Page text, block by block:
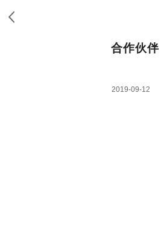
合作伙伴
2019-09-12